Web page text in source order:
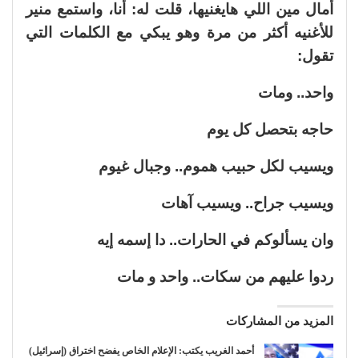
أمال مين اللي هايغنيها، قلت له: أنا، واستمع منير
للأغنيه أكثر من مرة وهو يبكي مع الكلمات التي
تقول:
واحد.. ومات
حاجه بتحصل كل يوم
ويسيب لكل حبيب هموم.. وجبال غيوم
ويسيب جراح.. ويسيب آهات
وان يسألوكم في الحارات.. دا إسمه إيه
ردوا عليهم من سكات.. واحد و مات
المزيد من المشاركات
أحمد الغريب يكتب: الإعلام الخاص يفضح اختراق (إسرائيل)